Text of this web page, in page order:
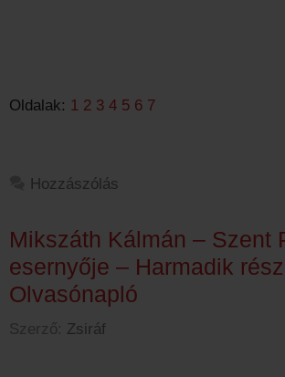
Oldalak: 1 2 3 4 5 6 7
Hozzászólás
Mikszáth Kálmán – Szent
esernyője – Harmadik
Olvasónapló
Szerző: Zsiráf